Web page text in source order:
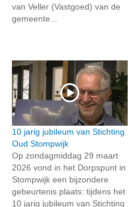
van Veller (Vastgoed) van de
gemeente...
10 jarig jubileum van Stichting
Oud Stompwijk
Op zondagmiddag 29 maart
2026 vond in het Dorpspunt in
Stompwijk een bijzondere
gebeurtenis plaats: tijdens het
10 jarig jubileum van Stichting